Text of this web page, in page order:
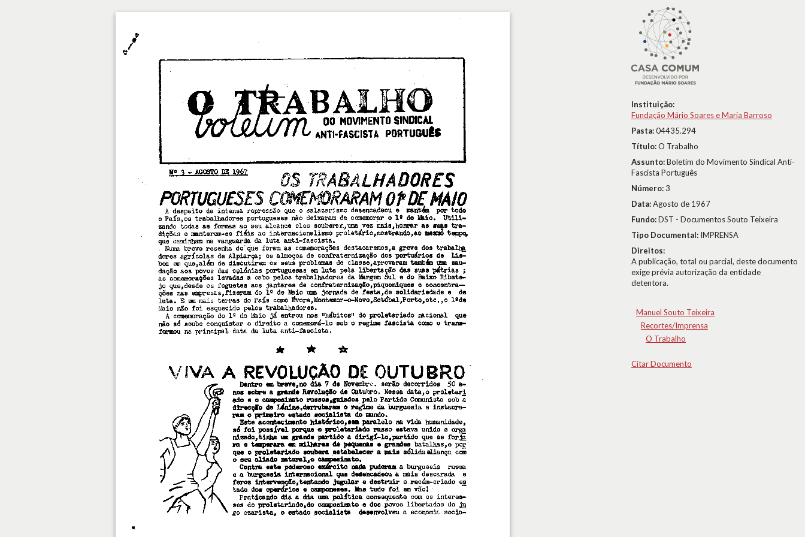
Instituição:
Fundação Mário Soares e Maria Barroso
Pasta:04435.294
Título:O Trabalho
Assunto:Boletim do Movimento Sindical Anti-
Fascista Português
Número:3
Data:Agosto de 1967
Fundo:DST - Documentos Souto Teixeira
Tipo Documental: IMPRENSA
Direitos:
A publicação, total ou parcial, deste documento
exige prévia autorização da entidade
detentora.
Manuel Souto Teixeira
Recortes/Imprensa
O Trabalho
Citar Documento